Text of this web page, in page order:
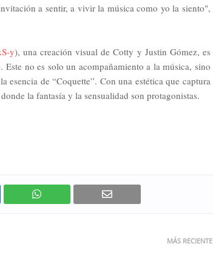
a sentir, a vivir la música como yo la siento",
y), una creación visual de Cotty y Justin Gómez, es
no es solo un acompañamiento a la música, sino
esencia de “Coquette”. Con una estética que captura
la fantasía y la sensualidad son protagonistas.
MÁS RECIENTE